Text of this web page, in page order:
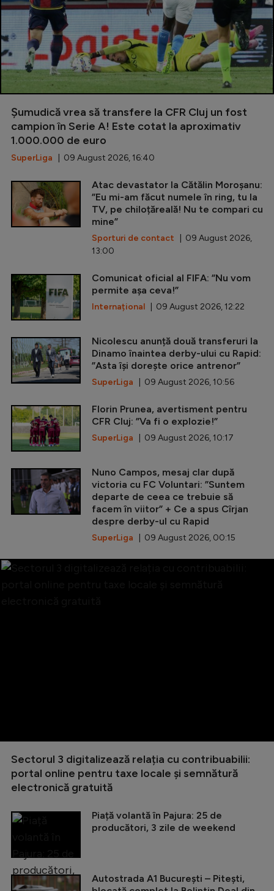
Șumudică vrea să transfere la CFR Cluj un fost
campion în Serie A! Este cotat la aproximativ
1.000.000 de euro
SuperLiga | 09 August 2026, 16:40
Atac devastator la Cătălin Moroșanu:
”Eu mi-am făcut numele în ring, tu la
TV, pe chiloțăreală! Nu te compari cu
mine”
Sporturi de contact | 09 August 2026,
13:00
Comunicat oficial al FIFA: ”Nu vom
permite așa ceva!”
Internațional | 09 August 2026, 12:22
Nicolescu anunță două transferuri la
Dinamo înaintea derby-ului cu Rapid:
”Asta își dorește orice antrenor”
SuperLiga | 09 August 2026, 10:56
Florin Prunea, avertisment pentru
CFR Cluj: ”Va fi o explozie!”
SuperLiga | 09 August 2026, 10:17
Nuno Campos, mesaj clar după
victoria cu FC Voluntari: ”Suntem
departe de ceea ce trebuie să
facem în viitor” + Ce a spus Cîrjan
despre derby-ul cu Rapid
SuperLiga | 09 August 2026, 00:15
Sectorul 3 digitalizează relația cu contribuabilii:
portal online pentru taxe locale și semnătură
electronică gratuită
Piață volantă în Pajura: 25 de
producători, 3 zile de weekend
Autostrada A1 București – Pitești,